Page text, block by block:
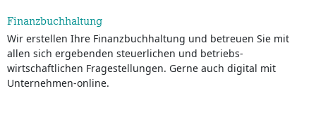
Finanzbuchhaltung
Wir erstellen Ihre Finanzbuchhaltung und betreuen Sie mit
allen sich ergebenden steuerlichen und betriebs-
wirtschaftlichen Fragestellungen. Gerne auch digital mit
Unternehmen-online.